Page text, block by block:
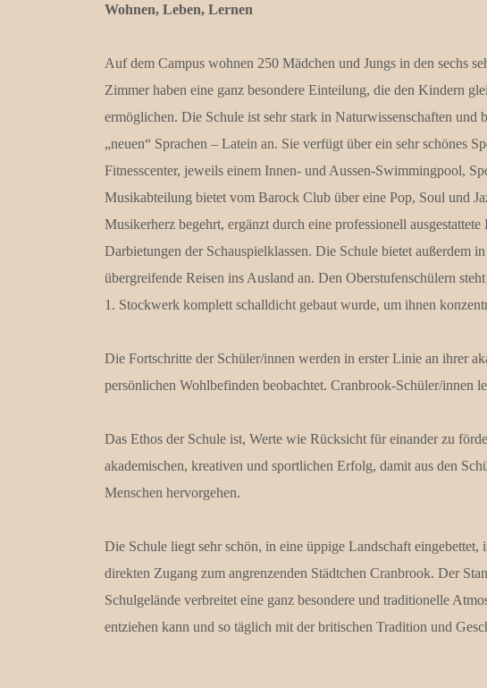
Wohnen, Leben, Lernen
Auf dem Campus wohnen 250 Mädchen und Jungs in den sechs
Zimmer haben eine ganz besondere Einteilung, die den Kindern
ermöglichen. Die Schule ist sehr stark in Naturwissenschaften und
„neuen“ Sprachen – Latein an. Sie verfügt über ein sehr schönes
Fitnesscenter, jeweils einem Innen- und Aussen-Swimmingpool,
Musikabteilung bietet vom Barock Club über eine Pop, Soul und
Musikerherz begehrt, ergänzt durch eine professionell
Darbietungen der Schauspielklassen. Die Schule bietet außerdem
übergreifende Reisen ins Ausland an. Den Oberstufenschülern
1. Stockwerk komplett schalldicht gebaut wurde, um ihnen
Die Fortschritte der Schüler/innen werden in erster Linie an ihrer
persönlichen Wohlbefinden beobachtet. Cranbrook-Schüler/innen
Das Ethos der Schule ist, Werte wie Rücksicht für einander zu
akademischen, kreativen und sportlichen Erfolg, damit aus den
Menschen hervorgehen.
Die Schule liegt sehr schön, in eine üppige Landschaft eingebettet,
direkten Zugang zum angrenzenden Städtchen Cranbrook. Der
Schulgelände verbreitet eine ganz besondere und traditionelle
entziehen kann und so täglich mit der britischen Tradition und